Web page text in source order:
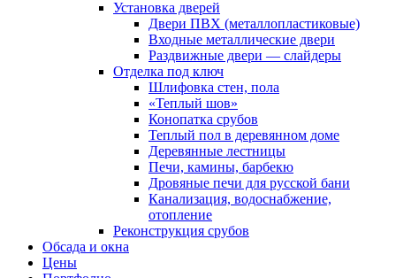
Установка дверей
Двери ПВХ (металлопластиковые)
Входные металлические двери
Раздвижные двери — слайдеры
Отделка под ключ
Шлифовка стен, пола
«Теплый шов»
Конопатка срубов
Теплый пол в деревянном доме
Деревянные лестницы
Печи, камины, барбекю
Дровяные печи для русской бани
Канализация, водоснабжение,
отопление
Реконструкция срубов
Обсада и окна
Цены